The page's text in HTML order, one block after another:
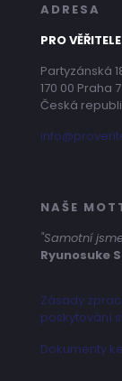
ADRESA
PRO
Partyzánská
170 00 Praha 7
Česká
NAŠE
"Samotní
Ryunosuke
Zásady
poskytování
Dokumenty